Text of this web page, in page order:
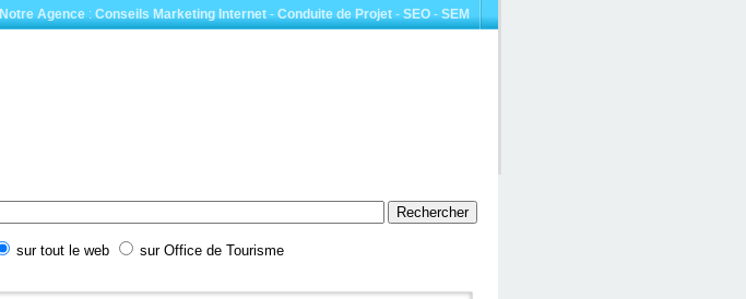
Notre Agence: Conseils Marketing Internet- Conduite de Projet- SEO- SEM
sur tout le web sur Office de Tourisme